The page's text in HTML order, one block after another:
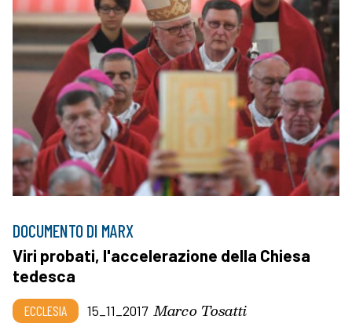
DOCUMENTO DI MARX
Viri probati, l'accelerazione della Chiesa
tedesca
ECCLESIA 15_11_2017 Marco Tosatti